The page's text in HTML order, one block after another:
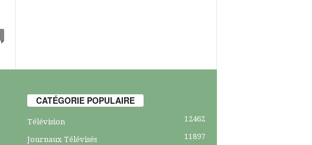
CATÉGORIE POPULAIRE
Télévision 12462
Journaux Télévisés 11897